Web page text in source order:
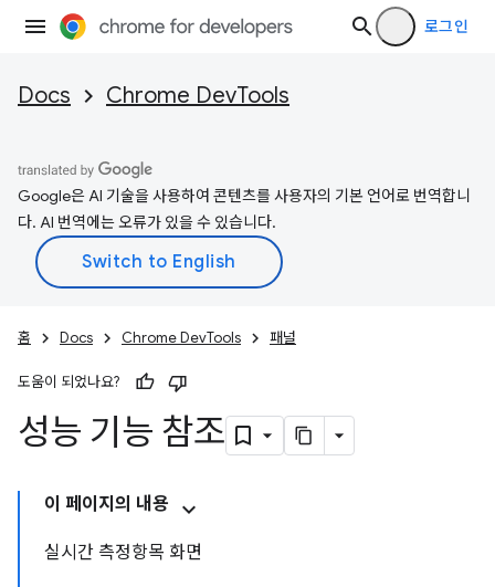
로그인
Docs Chrome DevTools
Google은 AI 기술을 사용하여 콘텐츠를 사용자의 기본 언어로 번역합니
다. AI 번역에는 오류가 있을 수 있습니다.
홈 Docs Chrome DevTools 패널
도움이 되었나요?
성능 기능 참조
이 페이지의 내용
실시간 측정항목 화면